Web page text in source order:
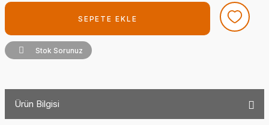
SEPETE EKLE
Stok Sorunuz
Ürün Bilgisi